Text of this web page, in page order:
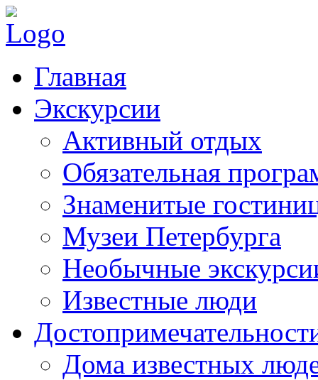
Главная
Экскурсии
Активный отдых
Обязательная
Знаменитые
Музеи Петербурга
Необычные
Известные люди
Дома известных